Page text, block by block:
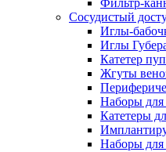
Фильтр-
Сосудистый
Иглы-
Иглы
Катетер
Жгуты
Наборы для
Катетеры
Наборы для